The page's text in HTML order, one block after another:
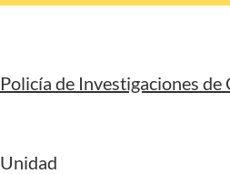
Policía de Investigaciones de
Unidad